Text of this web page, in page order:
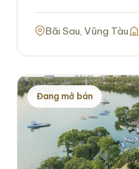
Bãi Sau, Vũng Tàu
Đang mở bán